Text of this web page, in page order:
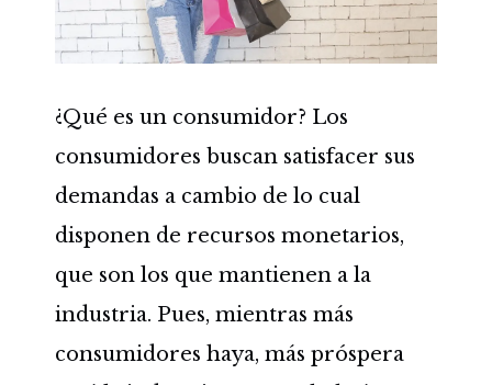
¿Qué es un consumidor? Los
consumidores buscan satisfacer sus
demandas a cambio de lo cual
disponen de recursos monetarios,
que son los que mantienen a la
industria. Pues, mientras más
consumidores haya, más próspera